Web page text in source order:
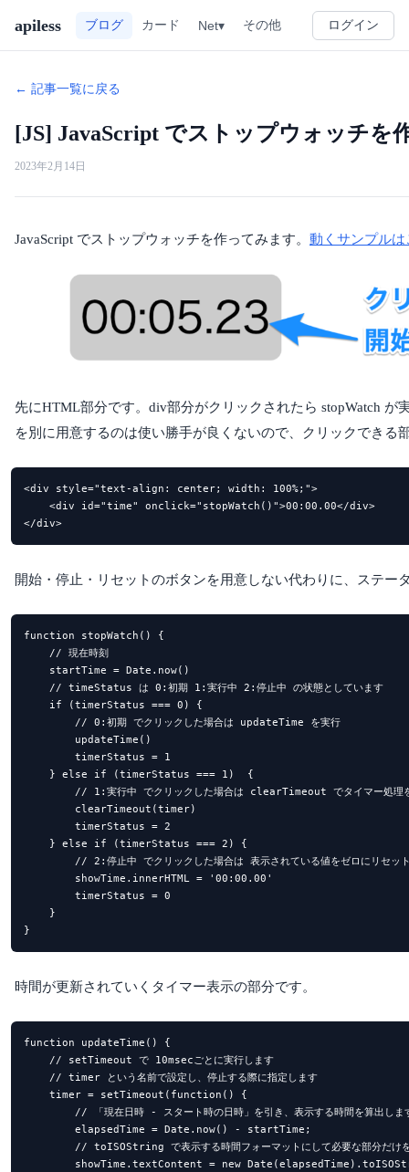
apiless ブログ カード Net▾ その他 ログイン
← 記事一覧に戻る
[JS] JavaScript でストップウォッチを
2023年2月14日
JavaScript でストップウォッチを作ってみます。 動くサンプルは
先にHTML部分です。div部分がクリックされたら stopWatch
を別に用意するのは使い勝手が良くないので、クリックできる
<div style="text-align: center; width: 100%;">
    <div id="time" onclick="stopWatch()">00:00.00</div>
</div>
開始・停止・リセットのボタンを用意しない代わりに、ステー
function stopWatch() {
    // 現在時刻
    startTime = Date.now()
    // timeStatus は 0:初期 1:実行中 2:停止中 の状態としています
    if (timerStatus === 0) {
        // 0:初期 でクリックした場合は updateTime を実行
        updateTime()
        timerStatus = 1
    } else if (timerStatus === 1)  {
// 1:実行中 でクリックした場合は clearTimeout でタイマー処理
        clearTimeout(timer)
        timerStatus = 2
    } else if (timerStatus === 2) {
// 2:停止中 でクリックした場合は 表示されている値をゼロにリセッ
        showTime.innerHTML = '00:00.00'
        timerStatus = 0
    }
}
時間が更新されていくタイマー表示の部分です。
function updateTime() {
    // setTimeout で 10msecごとに実行します
    // timer という名前で設定し、停止する際に指定します
    timer = setTimeout(function() {
// 「現在日時 - スタート時の日時」を引き、表示する時間を算出しま
        elapsedTime = Date.now() - startTime;
// toISOString で表示する時間フォーマットにして必要な部分だけ
showTime.textContent = new